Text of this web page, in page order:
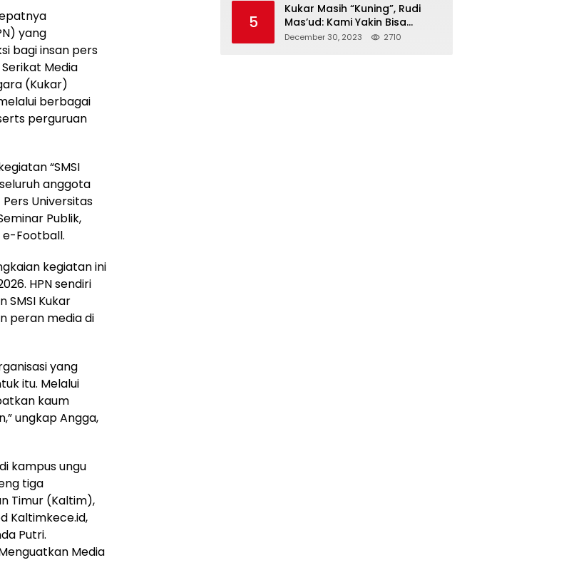
yang
bagi insan pers
Media
(Kukar)
berbagai
perguruan
“SMSI
anggota
Universitas
Publik,
e-Football.
kegiatan ini
HPN sendiri
SMSI Kukar
peran media di
yang
itu. Melalui
kaum
ungkap Angga,
kampus ungu
tiga
Timur (Kaltim),
Kaltimkece.id,
Putri.
Media
5
Kukar Masih “Kuning”, Rudi
Mas’ud: Kami Yakin Bisa
Menang di Pemilu 2024
December 30, 2023 2710